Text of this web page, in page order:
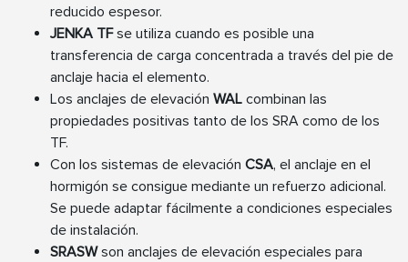
reducido espesor.
JENKA TFse utiliza cuando es posible una
transferencia de carga concentrada a través del pie de
anclaje hacia el elemento.
Los anclajes de elevación WAL combinan las
propiedades positivas tanto de los SRA como de los
TF.
Con los sistemas de elevación CSA, el anclaje en el
hormigón se consigue mediante un refuerzo adicional.
Se puede adaptar fácilmente a condiciones especiales
de instalación.
SRASWson anclajes de elevación especiales para